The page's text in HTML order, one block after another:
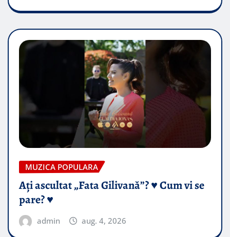
MUZICA POPULARA
Ați ascultat „Fata Gilivană”? ♥️ Cum vi se
pare? ♥️
admin aug. 4, 2026